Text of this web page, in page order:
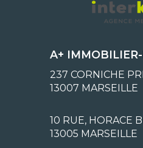
A+
237 CORNICHE
13007 MARSEILLE
10 RUE, HORACE
13005 MARSEILLE